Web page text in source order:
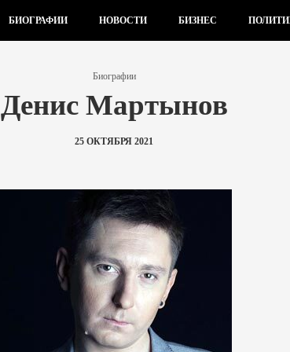
БИОГРАФИИ НОВОСТИ БИЗНЕС
Биографии
Денис Мартынов
25 ОКТЯБРЯ 2021